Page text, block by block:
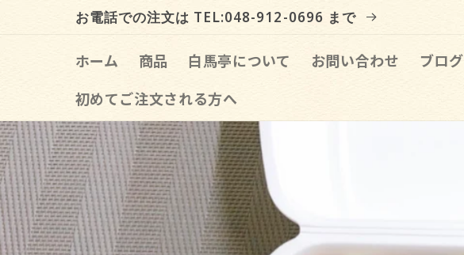
content
お電話での注文は TEL:048-912-0696 まで
ホーム 商品 白馬亭について お問い合わせ
ブログ
初めてご注文される方へ